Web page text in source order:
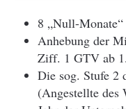
8 „Null-
Anhebung der
Ziff. 1 GTV ab
Die sog. Stufe 2
(Angestellte des